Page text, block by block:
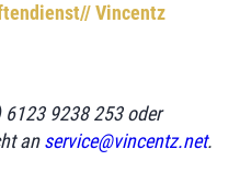
Vincentz
9238 253 oder
anservice@vincentz.net.